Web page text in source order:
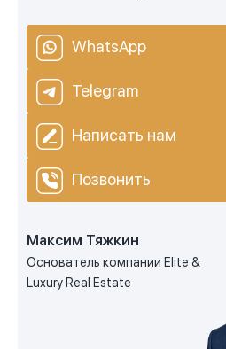
WhatsApp
Telegram
Написать нам
Позвонить
Максим Тяжкин
Основатель компании Elite &
Luxury Real Estate